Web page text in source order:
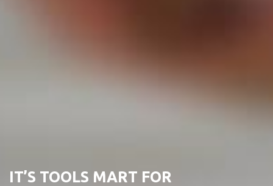
IT’S TOOLS MART FOR